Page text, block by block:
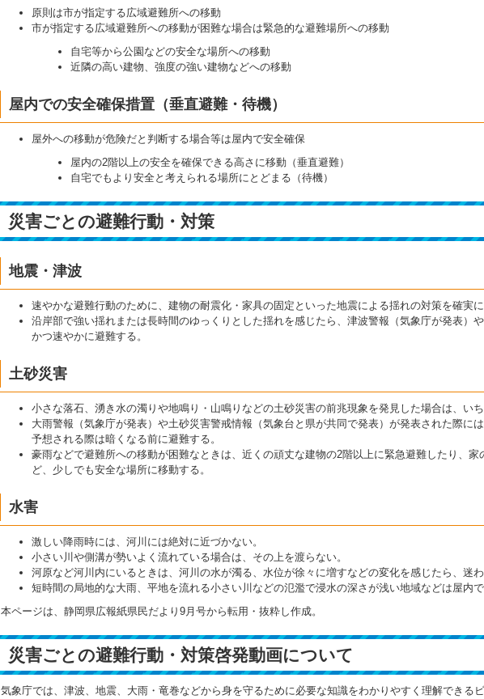
原則は市が指定する広域避難所への移動
市が指定する広域避難所への移動が困難な場合は緊急的な避難場所への移動
自宅等から公園などの安全な場所への移動
近隣の高い建物、強度の強い建物などへの移動
屋内での安全確保措置（垂直避難・待機）
屋外への移動が危険だと判断する場合等は屋内で安全確保
屋内の2階以上の安全を確保できる高さに移動（垂直避難）
自宅でもより安全と考えられる場所にとどまる（待機）
災害ごとの避難行動・対策
地震・津波
速やかな避難行動のために、建物の耐震化・家具の固定といった地震による揺れの対策を確実に
沿岸部で強い揺れまたは長時間のゆっくりとした揺れを感じたら、津波警報（気象庁が発表）
かつ速やかに避難する。
土砂災害
小さな落石、湧き水の濁りや地鳴り・山鳴りなどの土砂災害の前兆現象を発見した場合は、いち
大雨警報（気象庁が発表）や土砂災害警戒情報（気象台と県が共同で発表）が発表された際に
予想される際は暗くなる前に避難する。
豪雨などで避難所への移動が困難なときは、近くの頑丈な建物の2階以上に緊急避難したり、家
ど、少しでも安全な場所に移動する。
水害
激しい降雨時には、河川には絶対に近づかない。
小さい川や側溝が勢いよく流れている場合は、その上を渡らない。
河原など河川内にいるときは、河川の水が濁る、水位が徐々に増すなどの変化を感じたら、迷わ
短時間の局地的な大雨、平地を流れる小さい川などの氾濫で浸水の深さが浅い地域などは屋内で
本ページは、静岡県広報紙県民だより9月号から転用・抜粋し作成。
災害ごとの避難行動・対策啓発動画について
気象庁では、津波、地震、大雨・竜巻などから身を守るために必要な知識をわかりやすく理解できる